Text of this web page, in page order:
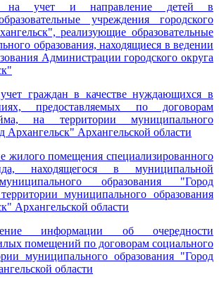
на учет и направление детей в
учреждения городского
реализующие образовательные
образования, находящиеся в ведении
Администрации городского округа
"
граждан в качестве нуждающихся в
предоставляемых по договорам
на территории муниципального
Архангельск" Архангельской области
жилого помещения специализированного
находящегося в муниципальной
образования "Город
муниципального образования
Архангельской области
информации об очередности
помещений по договорам социального
муниципального образования "Город
области